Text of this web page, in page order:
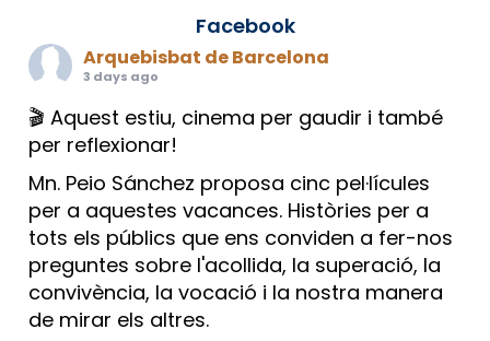
Facebook
Arquebisbat de Barcelona
3 days ago
🎬 Aquest estiu, cinema per gaudir i també
per reflexionar!
Mn. Peio Sánchez proposa cinc pel·lícules
per a aquestes vacances. Històries per a
tots els públics que ens conviden a fer-nos
preguntes sobre l'acollida, la superació, la
convivència, la vocació i la nostra manera
de mirar els altres.